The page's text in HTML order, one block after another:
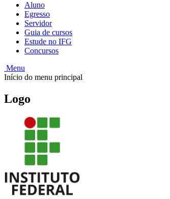
Aluno
Egresso
Servidor
Guia de cursos
Estude no IFG
Concursos
Menu
Início do menu principal
Logo